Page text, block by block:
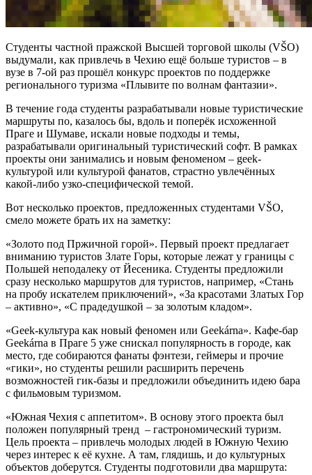
Студенты частной пражской Высшей торговой школы (VŠO)
выдумали, как привлечь в Чехию ещё больше туристов – в
вузе в 7-ой раз прошёл конкурс проектов по поддержке
регионального туризма «Плывите по волнам фантазии».
В течение года студенты разрабатывали новые туристические
маршруты по, казалось бы, вдоль и поперёк исхоженной
Праге и Шумаве, искали новые подходы и темы,
разрабатывали оригинальный туристический софт. В рамках
проекты они занимались и новым феноменом – geek-
культурой или культурой фанатов, страстно увлечённых
какой-либо узко-специфической темой.
Вот несколько проектов, предложенных студентами VŠO,
смело можете брать их на заметку:
«Золото под Пржичной горой». Первый проект предлагает
вниманию туристов Злате Горы, которые лежат у границы с
Польшей неподалеку от Йесеника. Студенты предложили
сразу несколько маршрутов для туристов, например, «Стань
на пробу искателем приключений», «За красотами Златых Гор
– активно», «С прадедушкой – за золотым кладом».
«Geek-культура как новый феномен или Geekárna». Кафе-бар
Geekárna в Праге 5 уже снискал популярность в городе, как
место, где собираются фанаты фэнтези, геймеры и прочие
«гики», но студенты решили расширить перечень
возможностей гик-базы и предложили объединить идею бара
с фильмовым туризмом.
«Южная Чехия с аппетитом». В основу этого проекта был
положен популярный тренд – гастрономический туризм.
Цель проекта – привлечь молодых людей в Южную Чехию
через интерес к её кухне. А там, глядишь, и до культурных
объектов доберутся. Студенты подготовили два маршрута: